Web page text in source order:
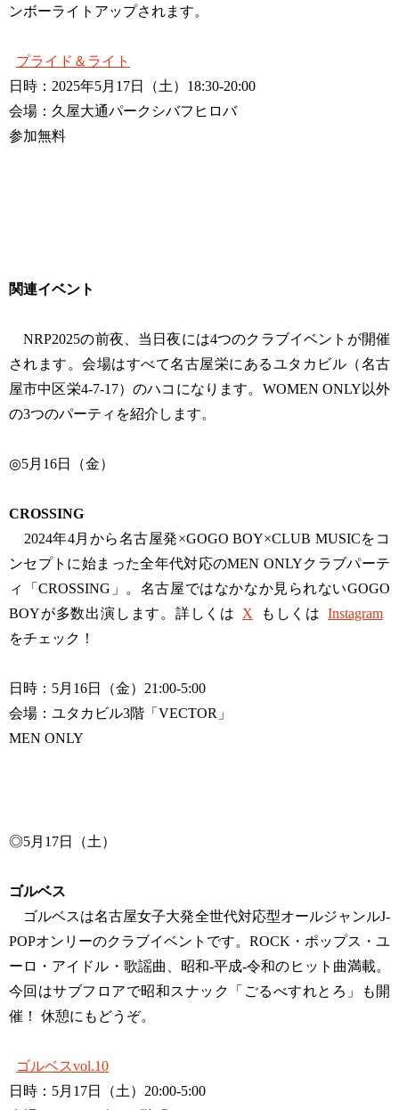
ンボーライトアップされます。
プライド＆ライト
日時：2025年5月17日（土）18:30-20:00
会場：久屋大通パークシバフヒロバ
参加無料
関連イベント
NRP2025の前夜、当日夜には4つのクラブイベントが開催
されます。会場はすべて名古屋栄にあるユタカビル（名古
屋市中区栄4-7-17）のハコになります。WOMEN ONLY以外
の3つのパーティを紹介します。
◎5月16日（金）
CROSSING
2024年4月から名古屋発×GOGO BOY×CLUB MUSICをコ
ンセプトに始まった全年代対応のMEN ONLYクラブパーテ
ィ「CROSSING」。名古屋ではなかなか見られないGOGO
BOYが多数出演します。詳しくは
X もしくは Instagram
をチェック！
日時：5月16日（金）21:00-5:00
会場：ユタカビル3階「VECTOR」
MEN ONLY
◎5月17日（土）
ゴルベス
ゴルベスは名古屋女子大発全世代対応型オールジャンルJ-
POPオンリーのクラブイベントです。ROCK・ポップス・ユ
ーロ・アイドル・歌謡曲、昭和-平成-令和のヒット曲満載。
今回はサブフロアで昭和スナック「ごるべすれとろ」も開
催！ 休憩にもどうぞ。
ゴルベスvol.10
日時：5月17日（土）20:00-5:00